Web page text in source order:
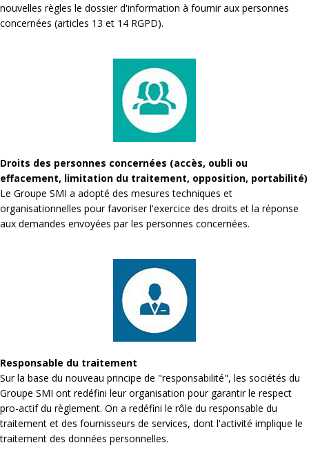
nouvelles règles le dossier d'information à fournir aux personnes
concernées (articles 13 et 14 RGPD).
Droits des personnes concernées (accès, oubli ou
effacement, limitation du traitement, opposition, portabilité)
Le Groupe SMI a adopté des mesures techniques et
organisationnelles pour favoriser l'exercice des droits et la réponse
aux demandes envoyées par les personnes concernées.
Responsable du traitement
Sur la base du nouveau principe de "responsabilité", les sociétés du
Groupe SMI ont redéfini leur organisation pour garantir le respect
pro-actif du règlement. On a redéfini le rôle du responsable du
traitement et des fournisseurs de services, dont l'activité implique le
traitement des données personnelles.